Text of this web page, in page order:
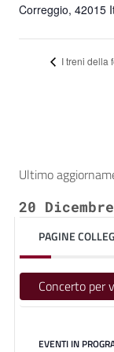
Correggio, 42015
I treni della
Ultimo
20
PAGINE
Concerto per
EVENTI IN